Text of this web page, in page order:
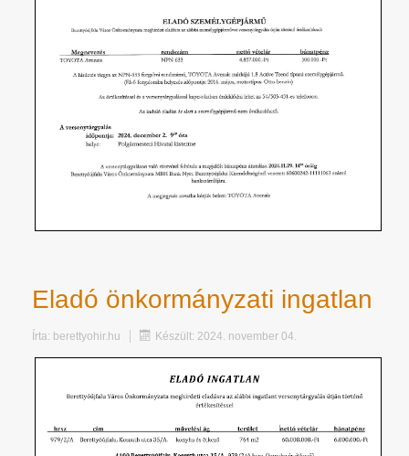
Eladó önkormányzati ingatlan
Írta: berettyohir.hu Készült: 2024. november 04.